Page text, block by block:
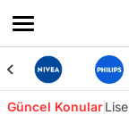
Güncel Konular